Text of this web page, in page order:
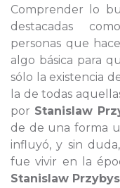
Comprender lo
destacadas
personas que
algo básica para
sólo la existencia
la de todas
por Stanislaw
de de una forma
influyó, y sin
fue vivir en la
Stanislaw